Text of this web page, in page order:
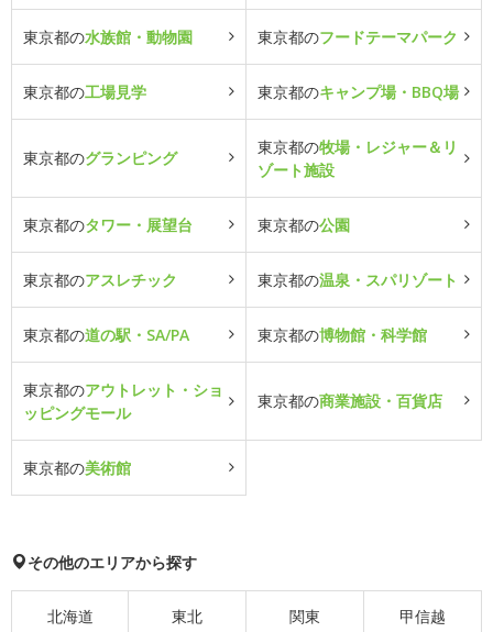
東京都の水族館・動物園 東京都のフードテーマパーク
東京都の工場見学 東京都のキャンプ場・BBQ場
東京都のグランピング
東京都の牧場・レジャー＆リ
ゾート施設
東京都のタワー・展望台 東京都の公園
東京都のアスレチック 東京都の温泉・スパリゾート
東京都の道の駅・SA/PA 東京都の博物館・科学館
東京都のアウトレット・ショ
ッピングモール
東京都の商業施設・百貨店
東京都の美術館
その他のエリアから探す
北海道 東北 関東 甲信越